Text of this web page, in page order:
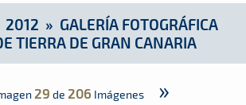
TIENDA
ARCHIVO
2012 » GALERÍA FOTOGRÁFICA
TIERRA DE GRAN CANARIA
29 de 206 Imágenes »